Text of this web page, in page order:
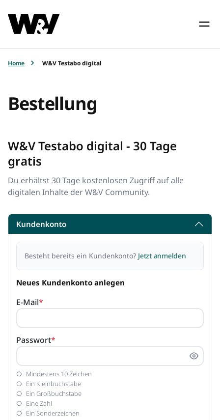
Home W&V Testabo digital
Bestellung
W&V Testabo digital - 30 Tage
gratis
Du erhältst 30 Tage kostenlosen Zugriff auf alle
digitalen Inhalte der W&V Community.
Kundenkonto
Besteht bereits ein Kundenkonto? Jetzt anmelden
Neues Kundenkonto anlegen
E-Mail*
Passwort*
Mindestens 10 Zeichen
Ein Kleinbuchstabe
Ein Großbuchstabe
Eine Zahl
Ein Sonderzeichen